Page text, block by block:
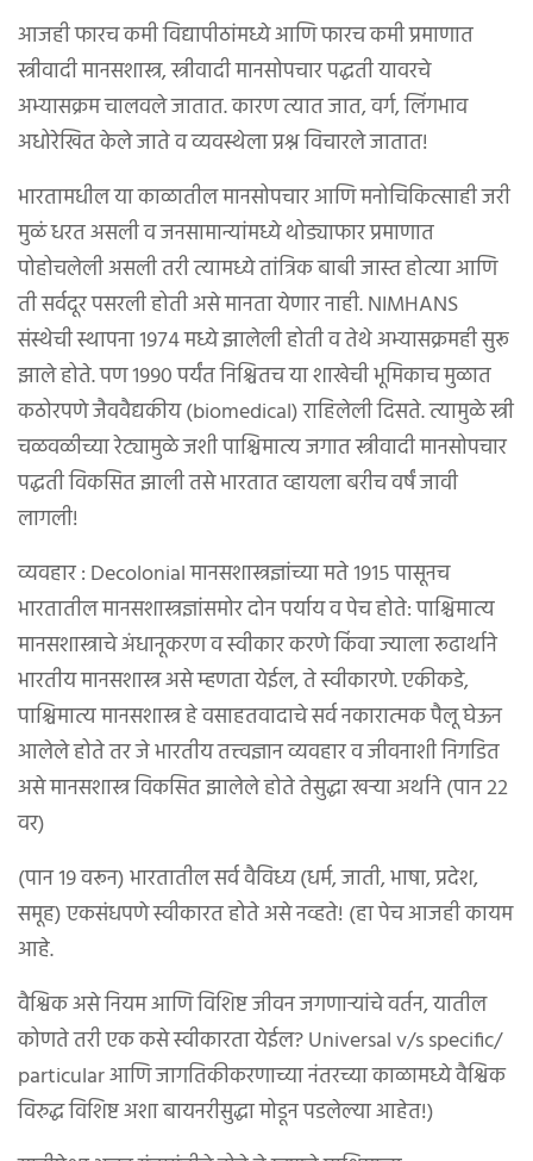
आजही फारच कमी विद्यापीठांमध्ये आणि फारच कमी प्रमाणात
स्त्रीवादी मानसशास्त्र, स्त्रीवादी मानसोपचार पद्धती यावरचे
अभ्यासक्रम चालवले जातात. कारण त्यात जात, वर्ग, लिंगभाव
अधोरेखित केले जाते व व्यवस्थेला प्रश्न विचारले जातात!
भारतामधील या काळातील मानसोपचार आणि मनोचिकित्साही जरी
मुळं धरत असली व जनसामान्यांमध्ये थोड्याफार प्रमाणात
पोहोचलेली असली तरी त्यामध्ये तांत्रिक बाबी जास्त होत्या आणि
ती सर्वदूर पसरली होती असे मानता येणार नाही. NIMHANS
संस्थेची स्थापना १९७४ मध्ये झालेली होती व तेथे अभ्यासक्रमही सुरू
झाले होते. पण १९९० पर्यंत निश्चितच या शाखेची भूमिकाच मुळात
कठोरपणे जैववैद्यकीय (biomedical) राहिलेली दिसते. त्यामुळे स्त्री
चळवळीच्या रेट्यामुळे जशी पाश्चिमात्य जगात स्त्रीवादी मानसोपचार
पद्धती विकसित झाली तसे भारतात व्हायला बरीच वर्षं जावी
लागली!
व्यवहार : Decolonial मानसशास्त्रज्ञांच्या मते १९१५ पासूनच
भारतातील मानसशास्त्रज्ञांसमोर दोन पर्याय व पेच होते: पाश्चिमात्य
मानसशास्त्राचे अंधानूकरण व स्वीकार करणे किंवा ज्याला रूढार्थाने
भारतीय मानसशास्त्र असे म्हणता येईल, ते स्वीकारणे. एकीकडे,
पाश्चिमात्य मानसशास्त्र हे वसाहतवादाचे सर्व नकारात्मक पैलू घेऊन
आलेले होते तर जे भारतीय तत्त्वज्ञान व्यवहार व जीवनाशी निगडित
असे मानसशास्त्र विकसित झालेले होते तेसुद्धा खऱ्या अर्थाने (पान २२
वर)
(पान १९ वरून) भारतातील सर्व वैविध्य (धर्म, जाती, भाषा, प्रदेश,
समूह) एकसंधपणे स्वीकारत होते असे नव्हते! (हा पेच आजही कायम
आहे.
वैश्विक असे नियम आणि विशिष्ट जीवन जगणाऱ्यांचे वर्तन, यातील
कोणते तरी एक कसे स्वीकारता येईल? Universal v/s specific/
particular आणि जागतिकीकरणाच्या नंतरच्या काळामध्ये वैश्विक
विरुद्ध विशिष्ट अशा बायनरीसुद्धा मोडून पडलेल्या आहेत!)